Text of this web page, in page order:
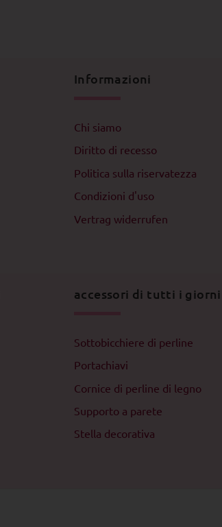
Informazioni
Chi siamo
Diritto di recesso
Politica sulla riservatezza
Condizioni d'uso
Vertrag widerrufen
accessori di tutti i giorni
Sottobicchiere di perline
Portachiavi
Cornice di perline di legno
Supporto a parete
Stella decorativa